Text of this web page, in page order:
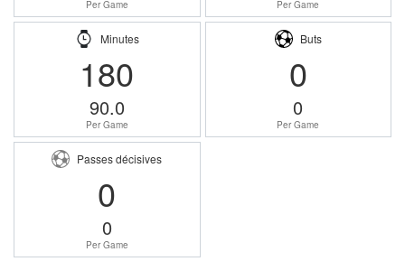
Per Game Per Game
Minutes
180
90.0
Per Game
Buts
0
0
Per Game
Passes décisives
0
0
Per Game